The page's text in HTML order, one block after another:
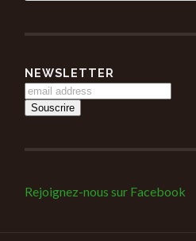
NEWSLETTER
Rejoignez-nous sur Facebook